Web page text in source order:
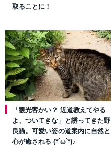
取ることに！
「観光客かい？ 近道教えてやる
よ、ついてきな」と誘ってきた野
良猫。可愛い姿の道案内に自然と
心が癒される (*´ω`*)♪